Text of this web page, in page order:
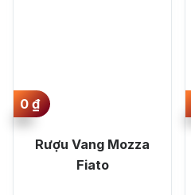
0₫
Rượu Vang Mozza
Fiato